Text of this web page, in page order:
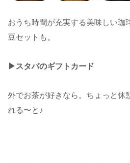
おうち時間が充実する美味しい珈
豆セットも。
▶︎スタバのギフトカード
外でお茶が好きなら。ちょっと休
れる〜と♪